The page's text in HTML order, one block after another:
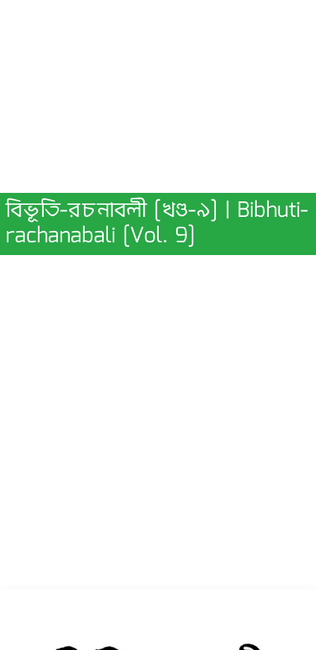
বিভূতি-রচনাবলী [খণ্ড-৯] | Bibhuti-
rachanabali [Vol. 9]